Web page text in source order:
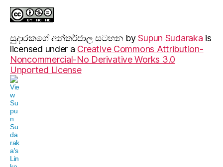
සුදාරක‍ගේ අන්තර්ජාල සටහන bySupun Sudaraka is
licensed under a Creative Commons Attribution-
Noncommercial-No Derivative Works 3.0
Unported License